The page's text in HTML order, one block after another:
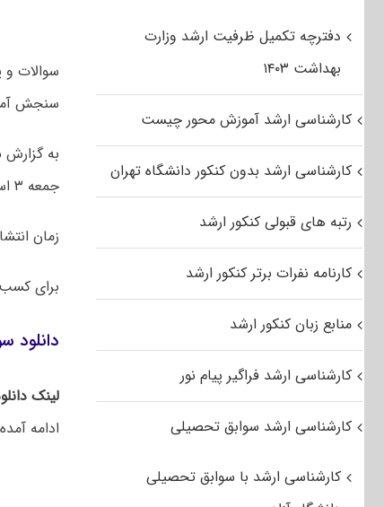
سنجش
به گزارش
جمعه ۳ اسفند ۱۴۰۳ بود.
زمان
برای
دانلود
لینک
ادامه
دفترچه تکمیل ظرفیت ارشد وزارت
بهداشت ۱۴۰۳
کارشناسی ارشد آموزش محور چیست
کارشناسی ارشد بدون کنکور دانشگاه تهران
رتبه های قبولی کنکور ارشد
کارنامه نفرات برتر کنکور ارشد
منابع زبان کنکور ارشد
کارشناسی ارشد فراگیر پیام نور
کارشناسی ارشد سوابق تحصیلی
کارشناسی ارشد با سوابق تحصیلی